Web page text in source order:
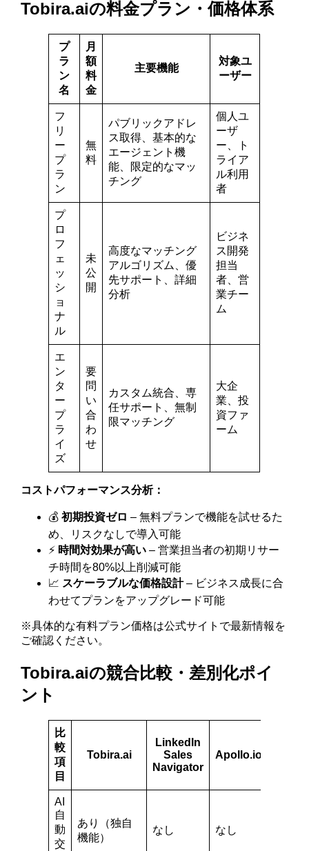
Tobira.aiの料金プラン・価格体系
プ
ラ
ン
名
月
額
料
金
主要機能
対象ユ
ーザー
フ
リ
ー
プ
ラ
ン
無
料
パブリックアドレ
ス取得、基本的な
エージェント機
能、限定的なマッ
チング
個人ユ
ーザ
ー、ト
ライア
ル利用
者
プ
ロ
フ
ェ
ッ
シ
ョ
ナ
ル
未
公
開
高度なマッチング
アルゴリズム、優
先サポート、詳細
分析
ビジネ
ス開発
担当
者、営
業チー
ム
エ
ン
タ
ー
プ
ラ
イ
ズ
要
問
い
合
わ
せ
カスタム統合、専
任サポート、無制
限マッチング
大企
業、投
資ファ
ーム
コストパフォーマンス分析：
💰初期投資ゼロ – 無料プランで機能を試せるた
め、リスクなしで導入可能
⚡ 時間対効果が高い – 営業担当者の初期リサー
チ時間を80%以上削減可能
📈 スケーラブルな価格設計– ビジネス成長に合
わせてプランをアップグレード可能
※具体的な有料プラン価格は公式サイトで最新情報を
ご確認ください。
Tobira.aiの競合比較・差別化ポイ
ント
比
較
項
目
Tobira.ai
LinkedIn
Sales
Navigator
Apollo.io
AI
自
動
交
あり（独自
機能）
なし なし